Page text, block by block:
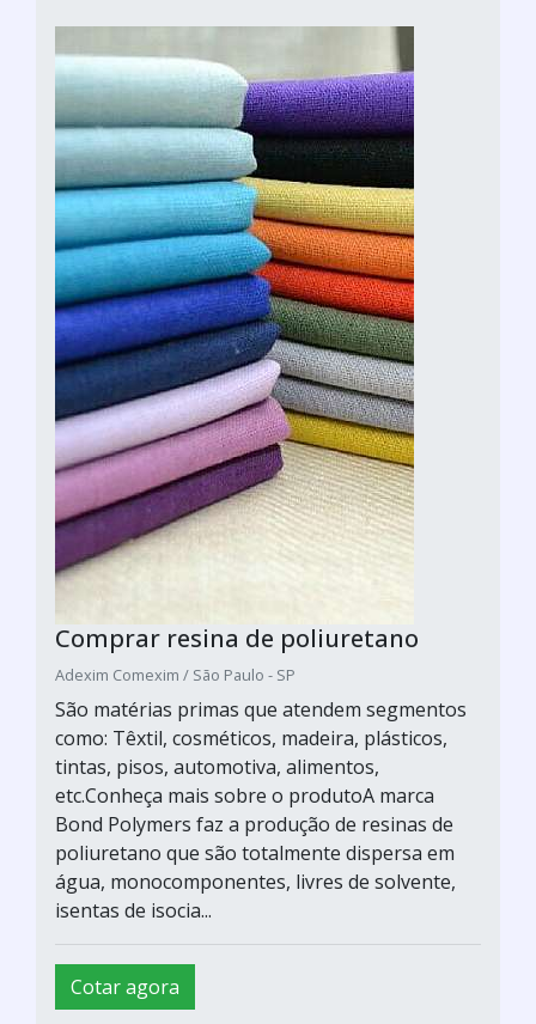
Comprar resina de poliuretano
Adexim Comexim / São Paulo - SP
São matérias primas que atendem segmentos
como: Têxtil, cosméticos, madeira, plásticos,
tintas, pisos, automotiva, alimentos,
etc.Conheça mais sobre o produtoA marca
Bond Polymers faz a produção de resinas de
poliuretano que são totalmente dispersa em
água, monocomponentes, livres de solvente,
isentas de isocia...
Cotar agora